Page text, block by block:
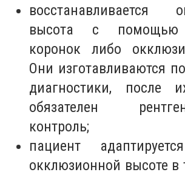
восстанавливается
высота с помощью
коронок либо
Они изготавливаются
диагностики, после
обязателен
контроль;
пациент
окклюзионной высоте в